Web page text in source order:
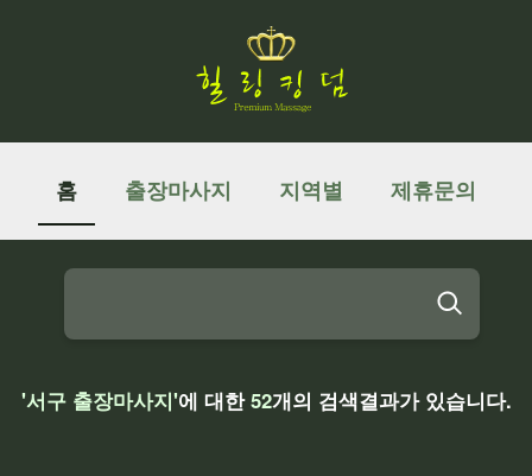
홈 출장마사지 지역별 제휴문의
'서구 출장마사지'에 대한52개의 검색결과가 있습니다.